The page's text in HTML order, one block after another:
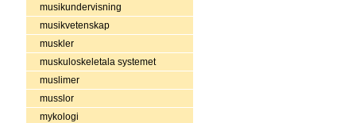
musikundervisning
musikvetenskap
muskler
muskuloskeletala systemet
muslimer
musslor
mykologi